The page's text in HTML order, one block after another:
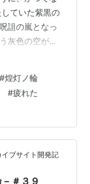
ていた紫黒の
詛の嵐となっ
灰色の空がそ
てを受け止め
れた。 純白の
ドが、四方八
を上げる。細
床に踏ん張っ
じ…
#煌灯ノ輪
#疲れた
ブサイト開発記
＃３９